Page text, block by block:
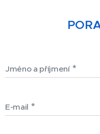
Jméno a příjmení
E-mail